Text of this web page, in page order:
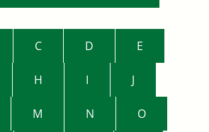
C D E
H I J
M N O